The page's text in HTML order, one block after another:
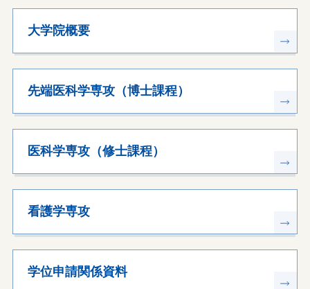
大学院概要
先端医科学専攻（博士課程）
医科学専攻（修士課程）
看護学専攻
学位申請関係資料